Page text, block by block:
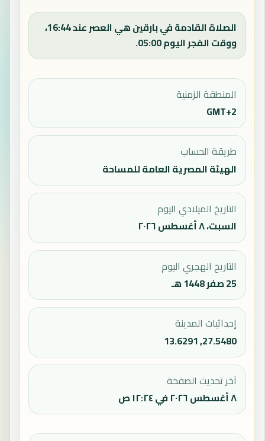
الصلاة القادمة في بارقين هي العصر عند 16:44،
ووقت الفجر اليوم 05:00.
المنطقة الزمنية
GMT+2
طريقة الحساب
الهيئة المصرية العامة للمساحة
التاريخ الميلادي اليوم
السبت، ٨ أغسطس ٢٠٢٦
التاريخ الهجري اليوم
25 صفر 1448 هـ
إحداثيات المدينة
27.5480, 13.6291
آخر تحديث الصفحة
٨ أغسطس ٢٠٢٦ في ١٢:٢٤ ص